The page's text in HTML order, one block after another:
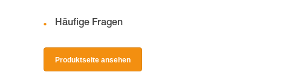
Häufige Fragen
Produktseite ansehen